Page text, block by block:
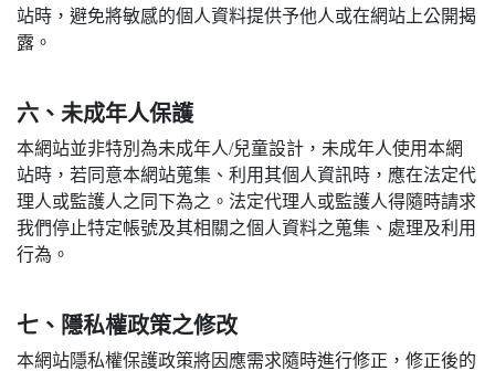
站時，避免將敏感的個人資料提供予他人或在網站上公開揭
露。
六、未成年人保護
本網站並非特別為未成年人/兒童設計，未成年人使用本網
站時，若同意本網站蒐集、利用其個人資訊時，應在法定代
理人或監護人之同下為之。法定代理人或監護人得隨時請求
我們停止特定帳號及其相關之個人資料之蒐集、處理及利用
行為。
七、隱私權政策之修改
本網站隱私權保護政策將因應需求隨時進行修正，修正後的